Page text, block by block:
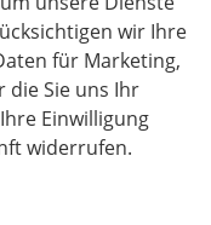
wir Ihre
für Marketing,
die Sie uns Ihr
Einwilligung
widerrufen.